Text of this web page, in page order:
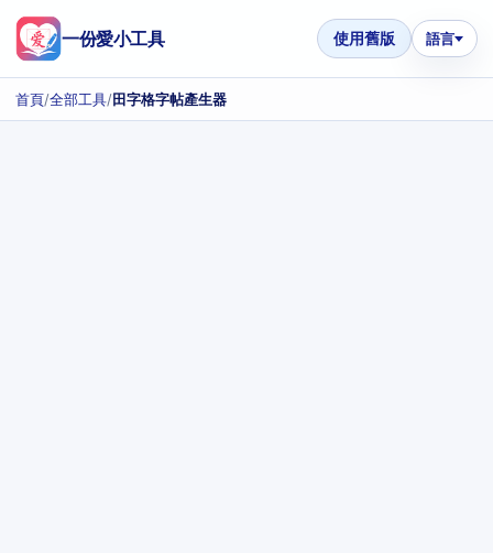
一份愛小工具 使用舊版 語言
首頁/全部工具/田字格字帖產生器